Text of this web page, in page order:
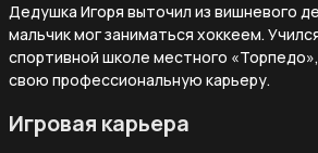
Дедушка Игоря выточил из вишневого
мальчик мог заниматься хоккеем.
спортивной школе местного
свою профессиональную карьеру.
Игровая карьера